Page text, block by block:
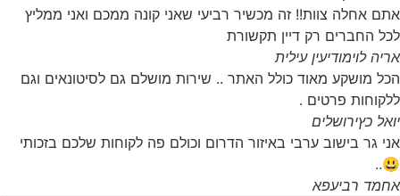
אתם אחלה צוות!! זה מכשיר רביעי שאני קונה ממכם ואני ממליץ
לכל החברים רק דיין תקשורת
אריה לוימודיעין עילית
הכל מושקע מאוד כולל האתר .. שירות מושלם גם לסיטונאים וגם
ללקוחות פרטים .
יואל כץירושלים
אני גר בישוב ערבי באיזור הדרום וכולם פה לקוחות שלכם בזכותי
😃..
אחמד רביעפא